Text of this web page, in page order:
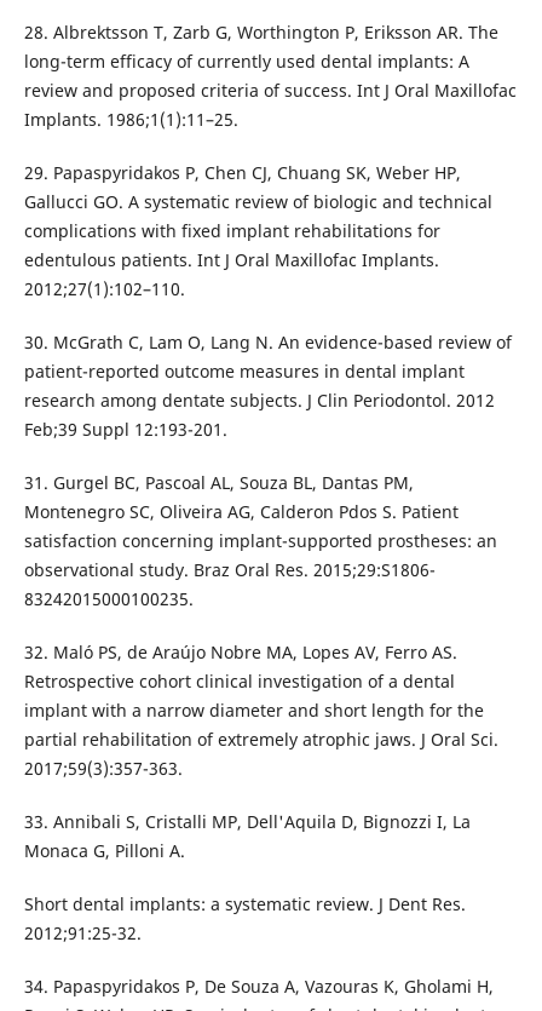
28. Albrektsson T, Zarb G, Worthington P, Eriksson AR. The
long-term efficacy of currently used dental implants: A
review and proposed criteria of success. Int J Oral Maxillofac
Implants. 1986;1(1):11–25.
29. Papaspyridakos P, Chen CJ, Chuang SK, Weber HP,
Gallucci GO. A systematic review of biologic and technical
complications with fixed implant rehabilitations for
edentulous patients. Int J Oral Maxillofac Implants.
2012;27(1):102–110.
30. McGrath C, Lam O, Lang N. An evidence-based review of
patient-reported outcome measures in dental implant
research among dentate subjects. J Clin Periodontol. 2012
Feb;39 Suppl 12:193-201.
31. Gurgel BC, Pascoal AL, Souza BL, Dantas PM,
Montenegro SC, Oliveira AG, Calderon Pdos S. Patient
satisfaction concerning implant-supported prostheses: an
observational study. Braz Oral Res. 2015;29:S1806-
83242015000100235.
32. Maló PS, de Araújo Nobre MA, Lopes AV, Ferro AS.
Retrospective cohort clinical investigation of a dental
implant with a narrow diameter and short length for the
partial rehabilitation of extremely atrophic jaws. J Oral Sci.
2017;59(3):357-363.
33. Annibali S, Cristalli MP, Dell'Aquila D, Bignozzi I, La
Monaca G, Pilloni A.
Short dental implants: a systematic review. J Dent Res.
2012;91:25-32.
34. Papaspyridakos P, De Souza A, Vazouras K, Gholami H,